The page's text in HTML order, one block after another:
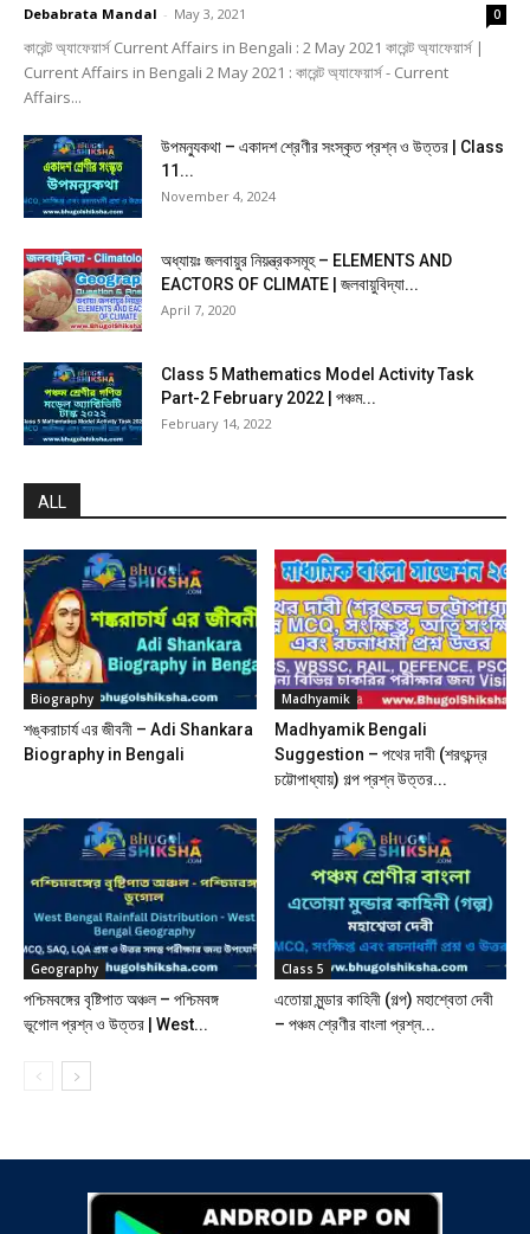
Debabrata Mandal - May 3, 2021 0
কারেন্ট অ্যাফেয়ার্স Current Affairs in Bengali : 2 May 2021 কারেন্ট অ্যাফেয়ার্স |
Current Affairs in Bengali 2 May 2021 : কারেন্ট অ্যাফেয়ার্স - Current
Affairs...
উপমন্যুকথা – একাদশ শ্রেণীর সংস্কৃত প্রশ্ন ও উত্তর | Class
11...
November 4, 2024
অধ্যায়ঃ জলবায়ুর নিয়ন্ত্রকসমূহ – ELEMENTS AND
EACTORS OF CLIMATE | জলবায়ুবিদ্যা...
April 7, 2020
Class 5 Mathematics Model Activity Task
Part-2 February 2022 | পঞ্চম...
February 14, 2022
ALL
Biography
শঙ্করাচার্য এর জীবনী – Adi Shankara
Biography in Bengali
Madhyamik
Madhyamik Bengali
Suggestion – পথের দাবী (শরৎচন্দ্র
চট্টোপাধ্যায়) গল্প প্রশ্ন উত্তর...
Geography
পশ্চিমবঙ্গের বৃষ্টিপাত অঞ্চল – পশ্চিমবঙ্গ
ভূগোল প্রশ্ন ও উত্তর | West...
Class 5
এতোয়া মুন্ডার কাহিনী (গল্প) মহাশ্বেতা দেবী
– পঞ্চম শ্রেণীর বাংলা প্রশ্ন...